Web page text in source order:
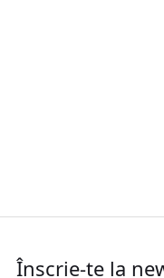
Înscrie-te la